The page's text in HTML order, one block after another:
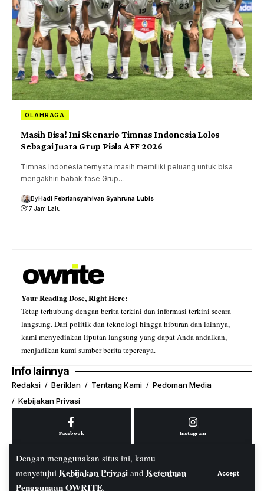
Dengan menggunakan situs ini, kamu
menyetujui Kebijakan Privasi and Ketentuan
Penggunaan OWRITE.
Accept
OLAHRAGA
Masih Bisa! Ini Skenario Timnas Indonesia Lolos
Sebagai Juara Grup Piala AFF 2026
Timnas Indonesia ternyata masih memiliki peluang untuk bisa
mengakhiri babak fase Grup…
ByHadi FebriansyahIvan Syahruna Lubis
17 Jam Lalu
Your Reading Dose, Right Here:
Tetap terhubung dengan berita terkini dan informasi terkini secara
langsung. Dari politik dan teknologi hingga hiburan dan lainnya,
kami menyediakan liputan langsung yang dapat Anda andalkan,
menjadikan kami sumber berita tepercaya.
Info lainnya
Redaksi Beriklan Tentang Kami
Pedoman Media
Kebijakan Privasi
Facebook Instagram
Youtube Tiktok